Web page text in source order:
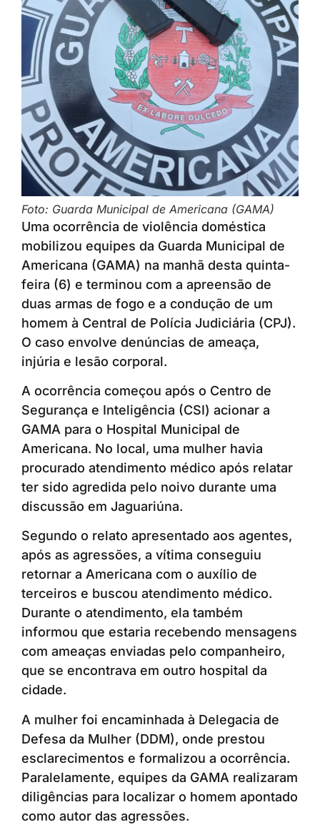
Foto: Guarda Municipal de Americana (GAMA)
Uma ocorrência de violência doméstica
mobilizou equipes da Guarda Municipal de
Americana (GAMA) na manhã desta quinta-
feira (6) e terminou com a apreensão de
duas armas de fogo e a condução de um
homem à Central de Polícia Judiciária (CPJ).
O caso envolve denúncias de ameaça,
injúria e lesão corporal.
A ocorrência começou após o Centro de
Segurança e Inteligência (CSI) acionar a
GAMA para o Hospital Municipal de
Americana. No local, uma mulher havia
procurado atendimento médico após relatar
ter sido agredida pelo noivo durante uma
discussão em Jaguariúna.
Segundo o relato apresentado aos agentes,
após as agressões, a vítima conseguiu
retornar a Americana com o auxílio de
terceiros e buscou atendimento médico.
Durante o atendimento, ela também
informou que estaria recebendo mensagens
com ameaças enviadas pelo companheiro,
que se encontrava em outro hospital da
cidade.
A mulher foi encaminhada à Delegacia de
Defesa da Mulher (DDM), onde prestou
esclarecimentos e formalizou a ocorrência.
Paralelamente, equipes da GAMA realizaram
diligências para localizar o homem apontado
como autor das agressões.